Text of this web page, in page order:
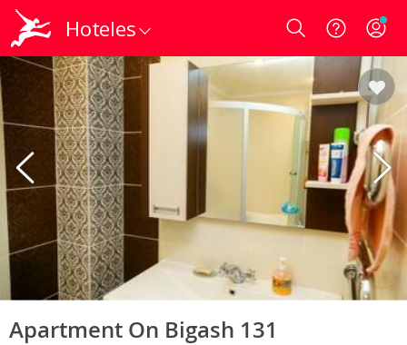
Hoteles Login
Apartment On Bigash 131